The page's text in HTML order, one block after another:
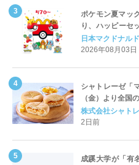
ポケモン夏マッ
り、ハッピーセ
定登場
日本マクドナル
2026年08月03日
シャトレーゼ「
（金）より全国
株式会社シャト
2日前
成蹊大学が「有